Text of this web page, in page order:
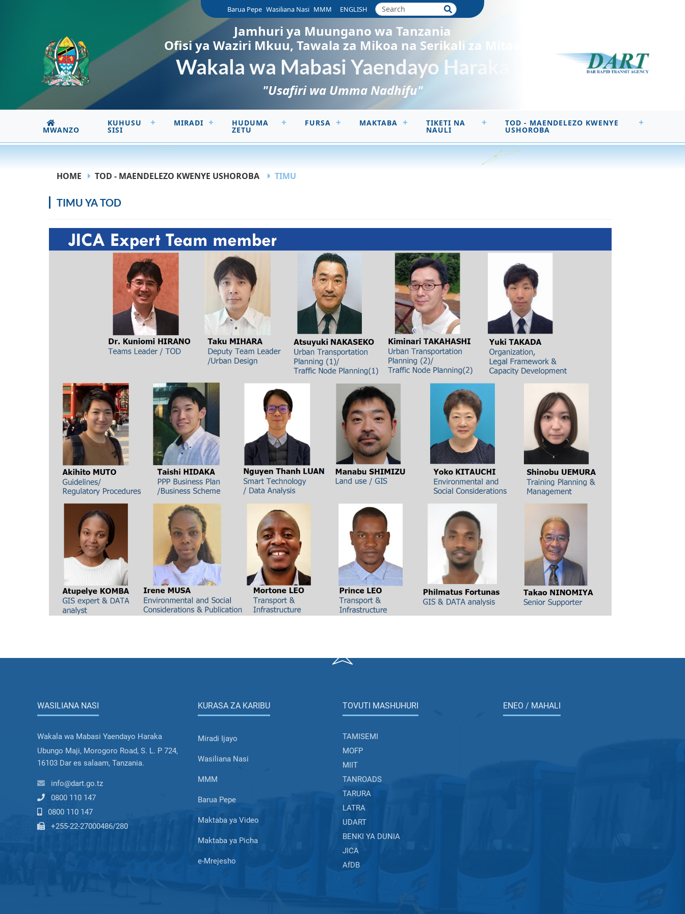
ENGLISH
MMM
Wasiliana Nasi
Barua Pepe
Jamhuri ya Muungano wa Tanzania
Ofisi ya Waziri Mkuu, Tawala za Mikoa na Serikali za Mitaa
Wakala wa Mabasi Yaendayo Haraka
"Usafiri wa Umma Nadhifu"
MWANZO
KUHUSU
SISI
MIRADI HUDUMA
ZETU
FURSA MAKTABA TIKETI NA
NAULI
TOD - MAENDELEZO KWENYE
USHOROBA
HOME TOD - MAENDELEZO KWENYE USHOROBA TIMU
TIMU YA TOD
WASILIANA NASI
Wakala wa Mabasi Yaendayo Haraka
Ubungo Maji, Morogoro Road, S. L. P 724,
16103 Dar es salaam, Tanzania.
info@dart.go.tz
0800 110 147
0800 110 147
+255-22-27000486/280
KURASA ZA KARIBU
Miradi Ijayo
Wasiliana Nasi
MMM
Barua Pepe
Maktaba ya Video
Maktaba ya Picha
e-Mrejesho
TOVUTI MASHUHURI
TAMISEMI
MOFP
MIIT
TANROADS
TARURA
LATRA
UDART
BENKI YA DUNIA
JICA
AfDB
ENEO / MAHALI